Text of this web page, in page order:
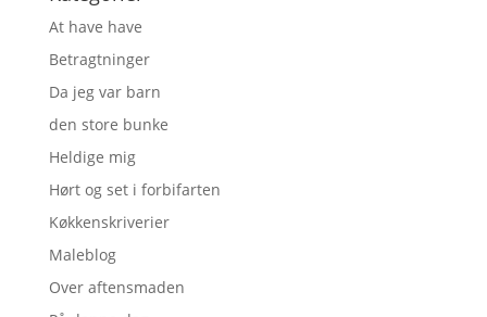
At have have
Betragtninger
Da jeg var barn
den store bunke
Heldige mig
Hørt og set i forbifarten
Køkkenskriverier
Maleblog
Over aftensmaden